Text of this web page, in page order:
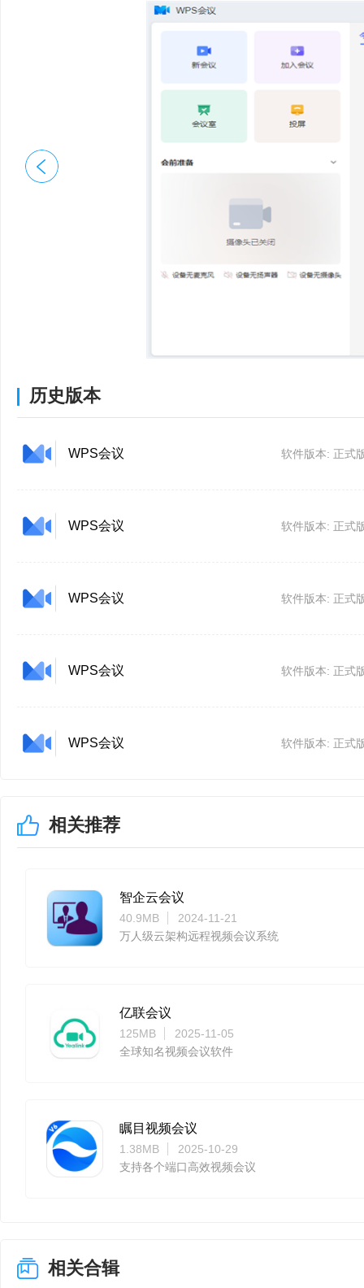
历史版本
WPS会议 软件版本: 正式
WPS会议 软件版本: 正式
WPS会议 软件版本: 正式
WPS会议 软件版本: 正式
WPS会议 软件版本: 正式
相关推荐
智企云会议
40.9MB
2024-11-21
万人级云架构远程视频会议系统
亿联会议
125MB
2025-11-05
全球知名视频会议软件
瞩目视频会议
1.38MB
2025-10-29
支持各个端口高效视频会议
相关合辑